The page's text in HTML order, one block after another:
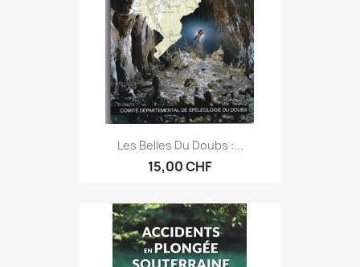
Les Belles Du Doubs :...
15,00 CHF